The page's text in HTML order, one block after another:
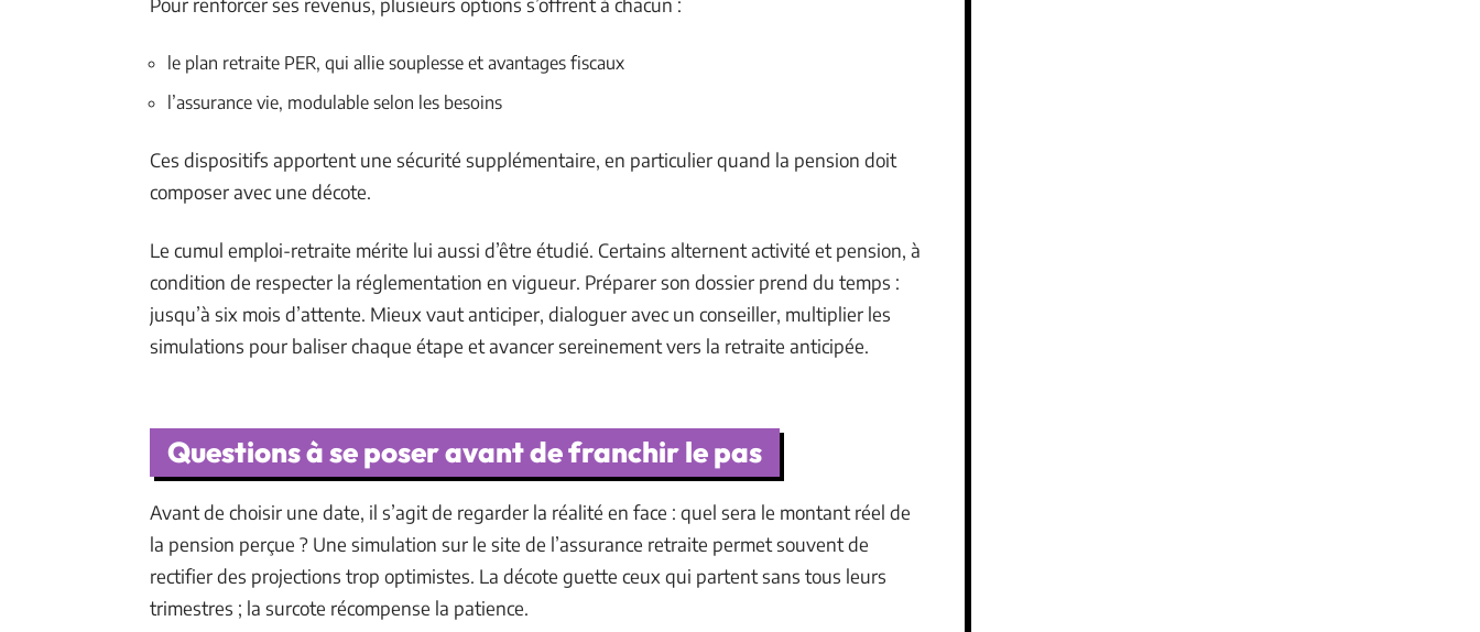
le plan retraite PER, qui allie souplesse et avantages fiscaux
l’assurance vie, modulable selon les besoins
Ces dispositifs apportent une sécurité supplémentaire, en particulier quand la pension doit
composer avec une décote.
Le cumul emploi-retraite mérite lui aussi d’être étudié. Certains alternent activité et pension, à
condition de respecter la réglementation en vigueur. Préparer son dossier prend du temps :
jusqu’à six mois d’attente. Mieux vaut anticiper, dialoguer avec un conseiller, multiplier les
simulations pour baliser chaque étape et avancer sereinement vers la retraite anticipée.
Questions à se poser avant de franchir le pas
Avant de choisir une date, il s’agit de regarder la réalité en face : quel sera le montant réel de
la pension perçue ? Une simulation sur le site de l’assurance retraite permet souvent de
rectifier des projections trop optimistes. La décote guette ceux qui partent sans tous leurs
trimestres ; la surcote récompense la patience.